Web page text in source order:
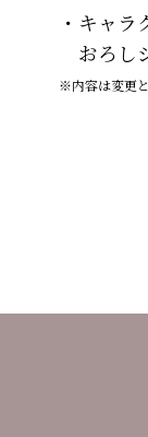
・キャ
おろし
※内容は変更